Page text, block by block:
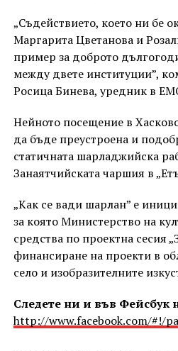
„Съдействието, което ни бе
Маргарита Цветанова и
пример за доброто
между двете институции”,
Росица Бинева, уредник в
Нейното посещение в
да бъде преустроена и
статичната шарладжийска
Занаятчийската чаршия в
„Как се вади шарлан” е
за която Министерство на
средства по проектна сесия
финансиране на проекти в
село и изобразителните
Следете ни и във Фейсбук
http://www.facebook.com/#!/